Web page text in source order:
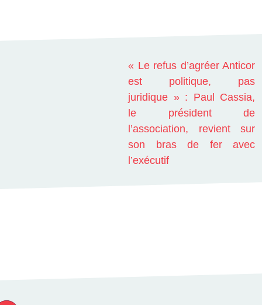
« Le refus d’agréer Anticor
est politique, pas
juridique » : Paul Cassia,
le président de
l’association, revient sur
son bras de fer avec
l’exécutif